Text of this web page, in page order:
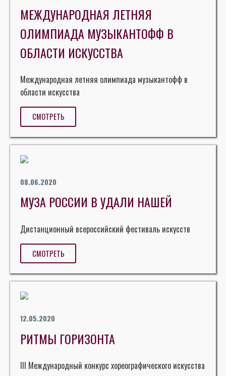
МЕЖДУНАРОДНАЯ ЛЕТНЯЯ
ОЛИМПИАДА МУЗЫКАНТОФФ В
ОБЛАСТИ ИСКУССТВА
Международная летняя олимпиада музыкантофф в
области искусства
СМОТРЕТЬ
08.06.2020
МУЗА РОССИИ В УДАЛИ НАШЕЙ
Дистанционный всероссийский фестиваль искусств
СМОТРЕТЬ
12.05.2020
РИТМЫ ГОРИЗОНТА
III Международный конкурс хореографического искусства